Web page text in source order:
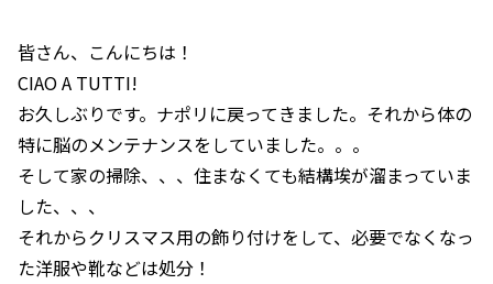
皆さん、こんにちは！
CIAO A TUTTI!
お久しぶりです。ナポリに戻ってきました。それから体の
特に脳のメンテナンスをしていました。。。
そして家の掃除、、、住まなくても結構埃が溜まっていま
した、、、
それからクリスマス用の飾り付けをして、必要でなくなっ
た洋服や靴などは処分！